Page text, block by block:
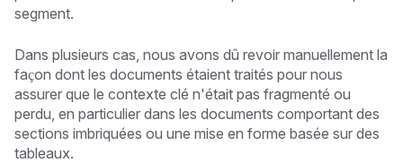
segment.
Dans plusieurs cas, nous avons dû revoir manuellement la
façon dont les documents étaient traités pour nous
assurer que le contexte clé n'était pas fragmenté ou
perdu, en particulier dans les documents comportant des
sections imbriquées ou une mise en forme basée sur des
tableaux.